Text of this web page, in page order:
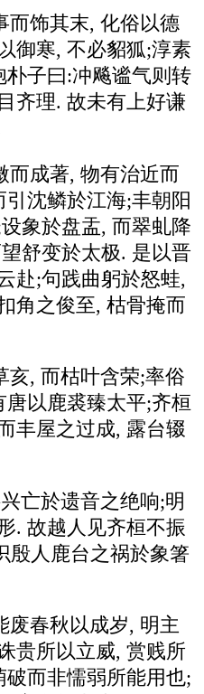
而饰其末, 化俗以德
御寒, 不必貂狐;淳素
子曰:冲飚谧气则转
齐理. 故未有上好谦
而成著, 物有治近而
沈鳞於江海;丰朝阳
象於盘盂, 而翠虬降
舒变於太极. 是以晋
赴;句践曲躬於怒蛙,
角之俊至, 枯骨掩而
亥, 而枯叶含荣;率俗
以鹿裘臻太平;齐桓
丰屋之过成, 露台辍
亡於遗音之绝响;明
. 故越人见齐桓不振
殷人鹿台之祸於象箸
废春秋以成岁, 明主
贵所以立威, 赏贱所
而非懦弱所能用也;